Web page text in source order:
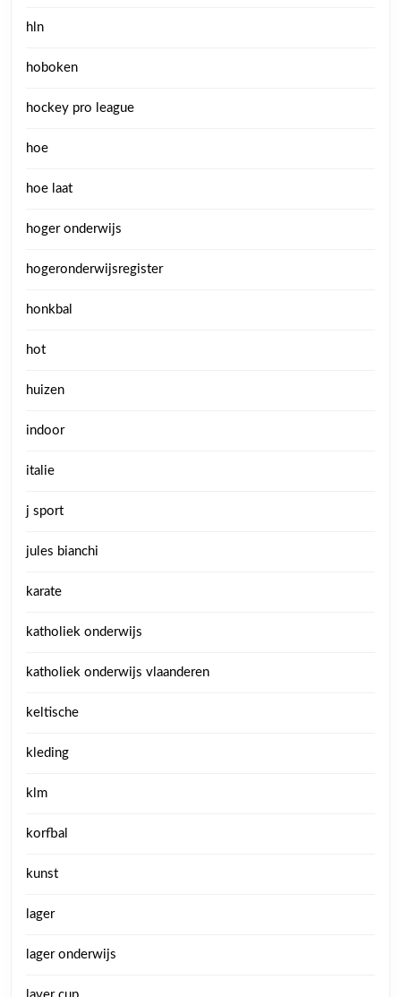
hln
hoboken
hockey pro league
hoe
hoe laat
hoger onderwijs
hogeronderwijsregister
honkbal
hot
huizen
indoor
italie
j sport
jules bianchi
karate
katholiek onderwijs
katholiek onderwijs vlaanderen
keltische
kleding
klm
korfbal
kunst
lager
lager onderwijs